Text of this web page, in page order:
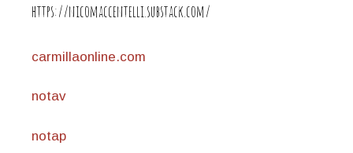
https://nicomaccentelli.substack.com/
carmillaonline.com
notav
notap